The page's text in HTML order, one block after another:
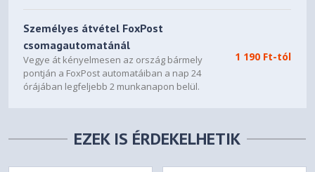
Személyes átvétel FoxPost
csomagautomatánál
Vegye át kényelmesen az ország bármely
pontján a FoxPost automatáiban a nap 24
órájában legfeljebb 2 munkanapon belül.
1 190 Ft-tól
EZEK IS ÉRDEKELHETIK